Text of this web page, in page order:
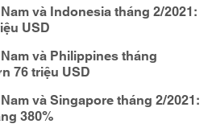
và Indonesia tháng 2/2021:
USD
và Philippines tháng
76 triệu USD
và Singapore tháng 2/2021:
380%